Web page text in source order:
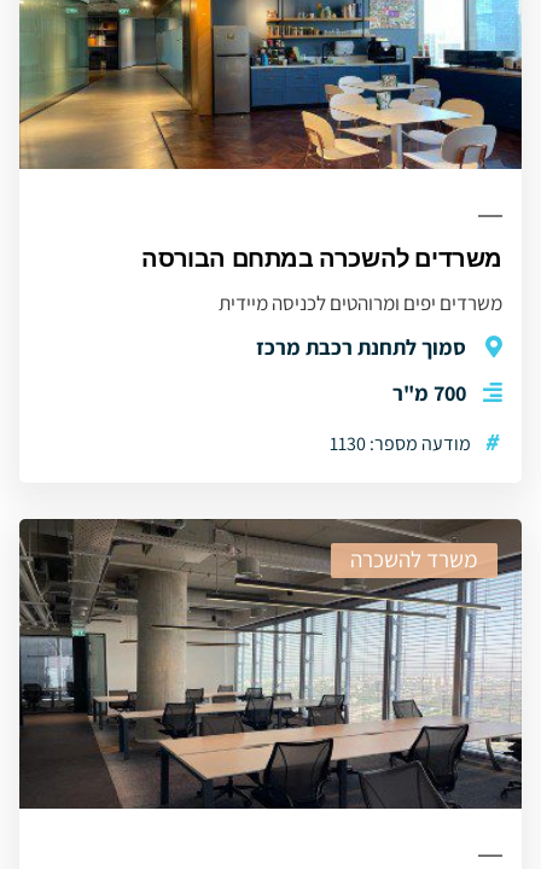
משרדים להשכרה במתחם הבורסה
משרדים יפים ומרוהטים לכניסה מיידית
סמוך לתחנת רכבת מרכז
700 מ"ר
# מודעה מספר: 1130
משרד להשכרה